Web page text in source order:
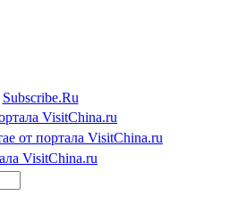
Subscribe.Ru
VisitChina.ru
от портала VisitChina.ru
VisitChina.ru